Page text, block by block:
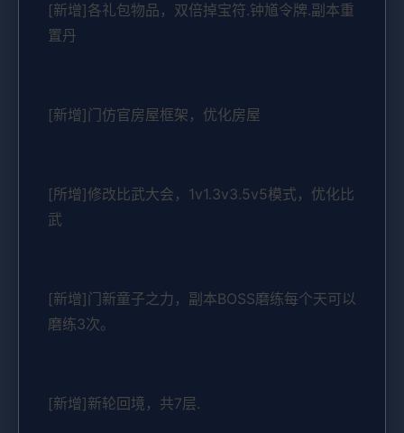
[新增]各礼包物品，双倍掉宝符.钟馗令牌.副本重
置丹
[新增]门仿官房屋框架，优化房屋
[所增]修改比武大会，1v1.3v3.5v5模式，优化比
武
[新增]门新童子之力，副本BOSS磨练每个天可以
磨练3次。
[新增]新轮回境，共7层.